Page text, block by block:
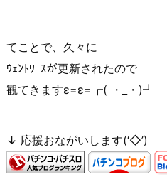
てことで、久々に
ｳｪﾝﾄﾜｰｽが更新されたので
観てきますε=ε=┏( ・_・)┛
↓ 応援おながいします(‘◇’)ゞ